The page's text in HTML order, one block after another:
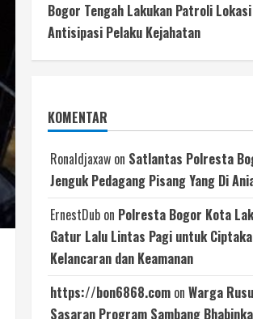
Bogor Tengah Lakukan Patroli
Antisipasi Pelaku Kejahatan
KOMENTAR
Ronaldjaxaw on Satlantas Polresta
Jenguk Pedagang Pisang Yang Di
ErnestDub on Polresta Bogor Kota
Gatur Lalu Lintas Pagi untuk
Kelancaran dan Keamanan
https://bon6868.com on Warga
Sasaran Program Sambang